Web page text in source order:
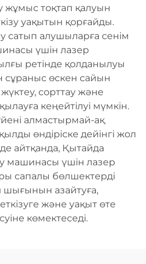
жұмыс тоқтап қалуын
уақытын қорғайды.
сатып алушыларға сенім
үшін лазер
ретінде қолданылуы
сұраныс өскен сайын
сорттау және
кеңейтілуі мүмкін.
алмастырмай-ақ
өндіріске дейінгі жол
айтқанда, Қытайда
машинасы үшін лазер
сапалы бөлшектерді
шығынын азайтуға,
және уақыт өте
көмектеседі.